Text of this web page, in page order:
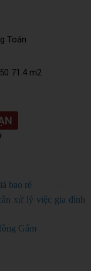
Toán
71.4 m2
bao rẻ
xử lý việc gia đình
Gấm